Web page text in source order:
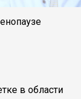
в области